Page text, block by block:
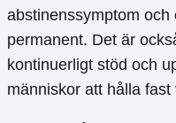
abstinenssymptom
permanent. Det är
kontinuerligt stöd och
människor att hålla